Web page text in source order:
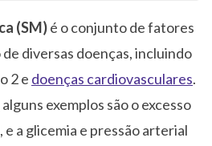
(SM)é o conjunto de fatores
diversas doenças, incluindo
2 e doenças cardiovasculares.
exemplos são o excesso
a glicemia e pressão arterial